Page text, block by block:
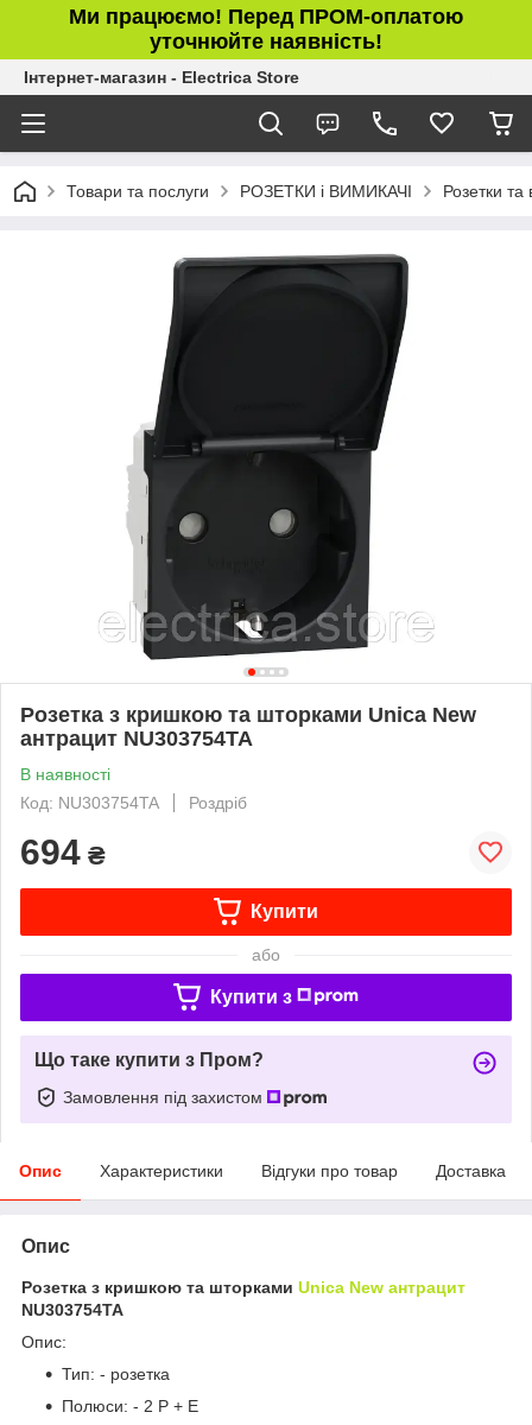
Ми працюємо! Перед ПРОМ-оплатою
уточнюйте наявність!
Інтернет-магазин - Electrica Store
Товари та послуги РОЗЕТКИ і ВИМИКАЧІ Розетки
Розетка з кришкою та шторками Unica New
антрацит NU303754TA
В наявності
Код: NU303754TA
Роздріб
694 ₴
Купити
або
Купити з
Що таке купити з Пром?
Замовлення під захистом
Опис Характеристики Відгуки про товар Доставка
Опис
Розетка з кришкою та шторками Unica New антрацит
NU303754TA
Опис:
Тип: - розетка
Полюси: - 2 P + E